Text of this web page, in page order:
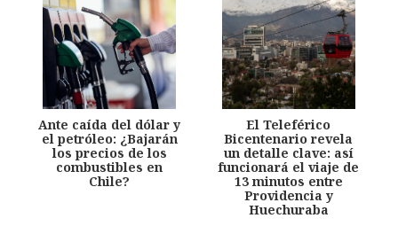
Ante caída del dólar y
el petróleo: ¿Bajarán
los precios de los
combustibles en
Chile?
El Teleférico
Bicentenario revela
un detalle clave: así
funcionará el viaje de
13 minutos entre
Providencia y
Huechuraba